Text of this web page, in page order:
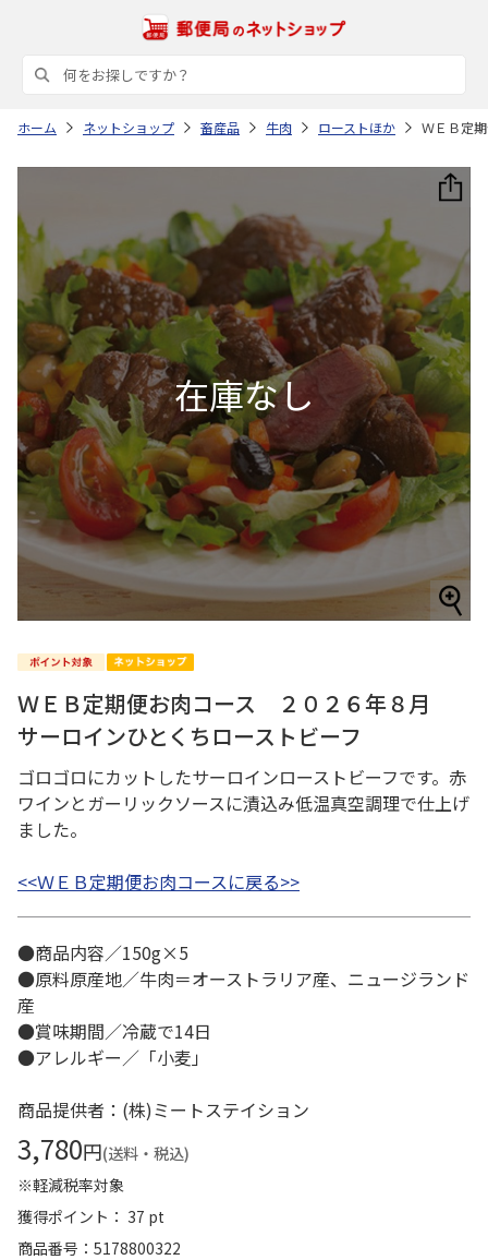
ホーム ネットショップ 畜産品 牛肉 ローストほか ＷＥＢ定
ＷＥＢ定期便お肉コース ２０２６年８月
サーロインひとくちローストビーフ
ゴロゴロにカットしたサーロインローストビーフです。赤
ワインとガーリックソースに漬込み低温真空調理で仕上げ
ました。
<<ＷＥＢ定期便お肉コースに戻る>>
●商品内容／150g×5
●原料原産地／牛肉＝オーストラリア産、ニュージランド
産
●賞味期間／冷蔵で14日
●アレルギー／「小麦」
商品提供者：(株)ミートステイション
3,780円(送料・税込)
※軽減税率対象
獲得ポイント： 37 pt
商品番号
5178800322